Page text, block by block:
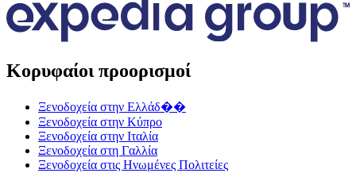
Κορυφαίοι προορισμοί
Ξενοδοχεία στην Ελλάδ��
Ξενοδοχεία στην Κύπρο
Ξενοδοχεία στην Ιταλία
Ξενοδοχεία στη Γαλλία
Ξενοδοχεία στις Ηνωμένες Πολιτείες